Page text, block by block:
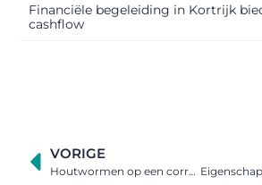
Financiële begeleiding in Kortrijk
cashflow
VORIGE
Houtwormen op een correcte manier aanpakken